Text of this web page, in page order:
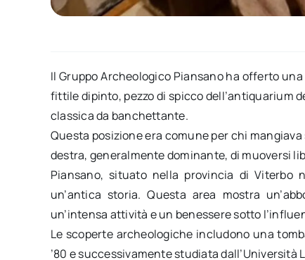
Il Gruppo Archeologico Piansano ha offerto
fittile dipinto, pezzo di spicco dell’antiquarium
classica da banchettante.
Questa posizione era comune per chi
destra, generalmente dominante, di muoversi
Piansano, situato nella provincia di Viterbo
un’antica storia. Questa area mostra
un’intensa attività e un benessere sotto
Le scoperte archeologiche includono una
’80 e successivamente studiata dall’Università